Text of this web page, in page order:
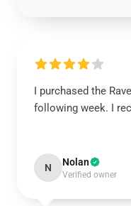
I purchased the
following week. I
N Nolan
Verified owner